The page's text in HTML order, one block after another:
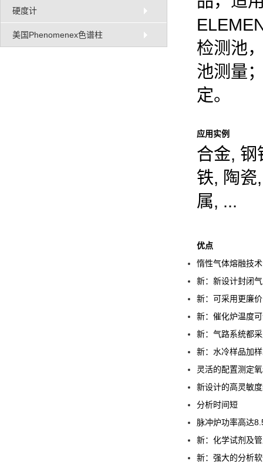
硬度计
美国Phenomenex色谱柱
检测池
池测量
定。
应用实例
合金, 钢
铁, 陶瓷
属, ...
优点
惰性气体熔融技
新：新设计封闭
新：可采用更廉
新：催化炉温度
新：气路系统都
新：水冷样品加
灵活的配置测定
新设计的高灵敏
分析时间短
脉冲炉功率高达
新：化学试剂及
新：强大的分析